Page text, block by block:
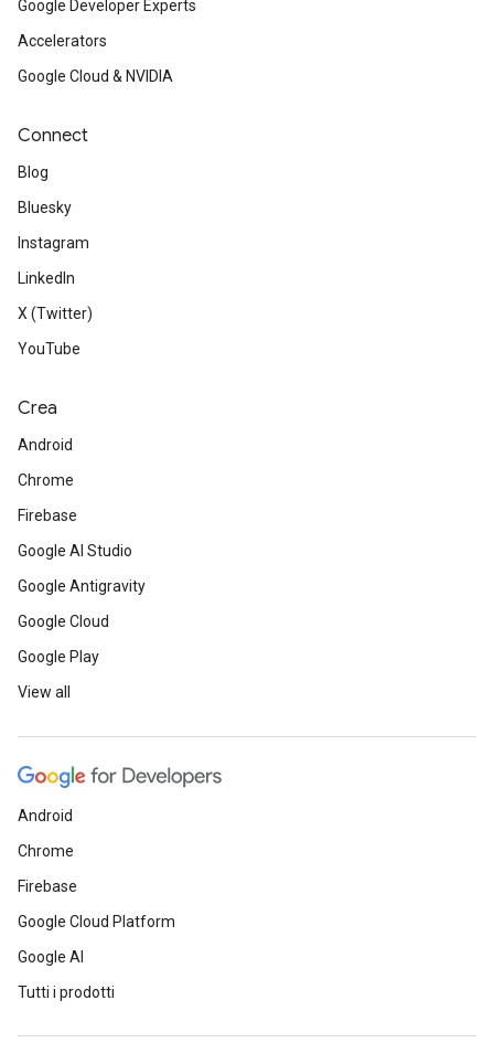
Google Developer Experts
Accelerators
Google Cloud & NVIDIA
Connect
Blog
Bluesky
Instagram
LinkedIn
X (Twitter)
YouTube
Crea
Android
Chrome
Firebase
Google AI Studio
Google Antigravity
Google Cloud
Google Play
View all
Android
Chrome
Firebase
Google Cloud Platform
Google AI
Tutti i prodotti